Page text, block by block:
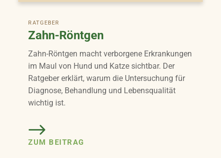
RATGEBER
Zahn-Röntgen
Zahn-Röntgen macht verborgene Erkrankungen
im Maul von Hund und Katze sichtbar. Der
Ratgeber erklärt, warum die Untersuchung für
Diagnose, Behandlung und Lebensqualität
wichtig ist.
ZUM BEITRAG